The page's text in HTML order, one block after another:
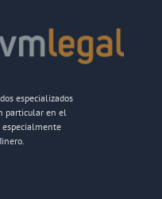
especializados
particular en el